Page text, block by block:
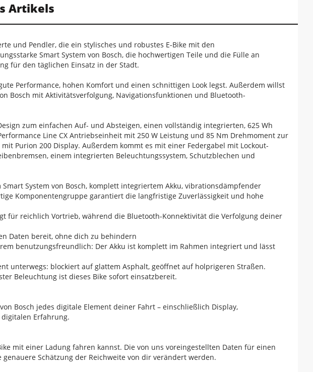
Artikels
und Pendler, die ein stylisches und robustes E-Bike mit den
Smart System von Bosch, die hochwertigen Teile und die Fülle an
für den täglichen Einsatz in der Stadt.
Performance, hohen Komfort und einen schnittigen Look legst. Außerdem willst
Bosch mit Aktivitätsverfolgung, Navigationsfunktionen und Bluetooth-
zum einfachen Auf- und Absteigen, einen vollständig integrierten, 625 Wh
Line CX Antriebseinheit mit 250 W Leistung und 85 Nm Drehmoment zur
Purion 200 Display. Außerdem kommt es mit einer Federgabel mit Lockout-
einem integrierten Beleuchtungssystem, Schutzblechen und
System von Bosch, komplett integriertem Akku, vibrationsdämpfender
Komponentengruppe garantiert die langfristige Zuverlässigkeit und hohe
für reichlich Vortrieb, während die Bluetooth-Konnektivität die Verfolgung deiner
Daten bereit, ohne dich zu behindern
benutzungsfreundlich: Der Akku ist komplett im Rahmen integriert und lässt
unterwegs: blockiert auf glattem Asphalt, geöffnet auf holprigeren Straßen.
Beleuchtung ist dieses Bike sofort einsatzbereit.
Bosch jedes digitale Element deiner Fahrt – einschließlich Display,
Erfahrung.
mit einer Ladung fahren kannst. Die von uns voreingestellten Daten für einen
Schätzung der Reichweite von dir verändert werden.